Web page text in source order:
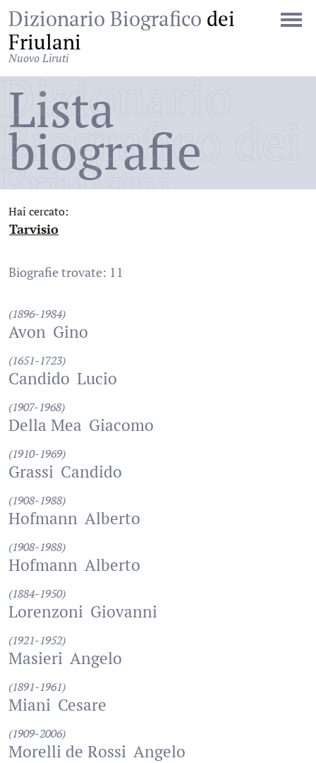
Dizionario Biografico dei
Friulani
Nuovo Liruti
Dizionario
Biografico dei
Friulani
Lista
biografie
Hai cercato:
Tarvisio
Biografie trovate: 11
(1896-1984)
Avon Gino
(1651-1723)
Candido Lucio
(1907-1968)
Della Mea Giacomo
(1910-1969)
Grassi Candido
(1908-1988)
Hofmann Alberto
(1908-1988)
Hofmann Alberto
(1884-1950)
Lorenzoni Giovanni
(1921-1952)
Masieri Angelo
(1891-1961)
Miani Cesare
(1909-2006)
Morelli de Rossi Angelo